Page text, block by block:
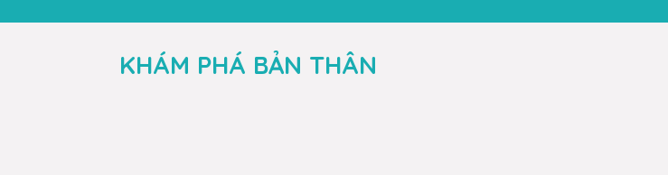
KHÁM PHÁ BẢN THÂN